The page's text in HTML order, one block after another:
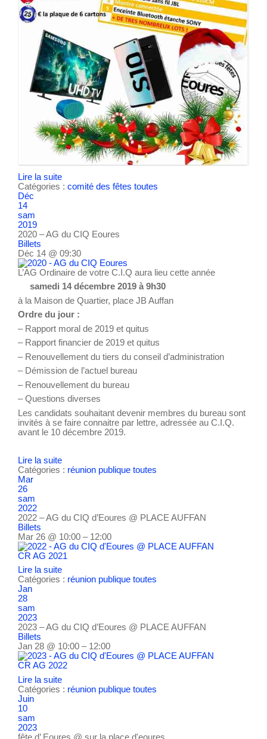
Lire la suite
Catégories : comité des fêtes toutes
Déc
14
sam
2019
2020 – AG du CIQ Eoures
Billets
Déc 14 @ 09:30
L’AG Ordinaire de votre C.I.Q aura lieu cette année
samedi 14 décembre 2019 à 9h30
à la Maison de Quartier, place JB Auffan
Ordre du jour :
– Rapport moral de 2019 et quitus
– Rapport financier de 2019 et quitus
– Renouvellement du tiers du conseil d’administration
– Démission de l’actuel bureau
– Renouvellement du bureau
– Questions diverses
Les candidats souhaitant devenir membres du bureau sont
invités à se faire connaitre par lettre, adressée au C.I.Q.
avant le 10 décembre 2019.
Lire la suite
Catégories : réunion publique toutes
Mar
26
sam
2022
2022 – AG du CIQ d’Eoures @ PLACE AUFFAN
Billets
Mar 26 @ 10:00 – 12:00
CR AG 2021
Lire la suite
Catégories : réunion publique toutes
Jan
28
sam
2023
2023 – AG du CIQ d’Eoures @ PLACE AUFFAN
Billets
Jan 28 @ 10:00 – 12:00
CR AG 2022
Lire la suite
Catégories : réunion publique toutes
Juin
10
sam
2023
fête d’ Eoures @ sur la place d'eoures